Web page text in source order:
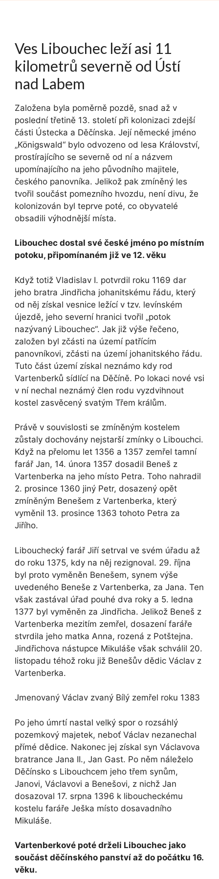
Ves Libouchec leží asi 11
kilometrů severně od Ústí
nad Labem
Založena byla poměrně pozdě, snad až v
poslední třetině 13. století při kolonizaci zdejší
části Ústecka a Děčínska. Její německé jméno
„Königswald“ bylo odvozeno od lesa Království,
prostírajícího se severně od ní a názvem
upomínajícího na jeho původního majitele,
českého panovníka. Jelikož pak zmíněný les
tvořil součást pomezního hvozdu, není divu, že
kolonizován byl teprve poté, co obyvatelé
obsadili výhodnější místa.
Libouchec dostal své české jméno po místním
potoku, připomínaném již ve 12. věku
Když totiž Vladislav I. potvrdil roku 1169 dar
jeho bratra Jindřicha johanitskému řádu, který
od něj získal vesnice ležící v tzv. levínském
újezdě, jeho severní hranici tvořil „potok
nazývaný Libouchec“. Jak již výše řečeno,
založen byl zčásti na území patřícím
panovníkovi, zčásti na území johanitského řádu.
Tuto část území získal neznámo kdy rod
Vartenberků sídlící na Děčíně. Po lokaci nové vsi
v ní nechal neznámý člen rodu vyzdvihnout
kostel zasvěcený svatým Třem králům.
Právě v souvislosti se zmíněným kostelem
zůstaly dochovány nejstarší zmínky o Libouchci.
Když na přelomu let 1356 a 1357 zemřel tamní
farář Jan, 14. února 1357 dosadil Beneš z
Vartenberka na jeho místo Petra. Toho nahradil
2. prosince 1360 jiný Petr, dosazený opět
zmíněným Benešem z Vartenberka, který
vyměnil 13. prosince 1363 tohoto Petra za
Jiřího.
Libouchecký farář Jiří setrval ve svém úřadu až
do roku 1375, kdy na něj rezignoval. 29. října
byl proto vyměněn Benešem, synem výše
uvedeného Beneše z Vartenberka, za Jana. Ten
však zastával úřad pouhé dva roky a 5. ledna
1377 byl vyměněn za Jindřicha. Jelikož Beneš z
Vartenberka mezitím zemřel, dosazení faráře
stvrdila jeho matka Anna, rozená z Potštejna.
Jindřichova nástupce Mikuláše však schválil 20.
listopadu téhož roku již Benešův dědic Václav z
Vartenberka.
Jmenovaný Václav zvaný Bílý zemřel roku 1383
Po jeho úmrtí nastal velký spor o rozsáhlý
pozemkový majetek, neboť Václav nezanechal
přímé dědice. Nakonec jej získal syn Václavova
bratrance Jana II., Jan Gast. Po něm náleželo
Děčínsko s Libouchcem jeho třem synům,
Janovi, Václavovi a Benešovi, z nichž Jan
dosazoval 17. srpna 1396 k liboucheckému
kostelu faráře Ješka místo dosavadního
Mikuláše.
Vartenberkové poté drželi Libouchec jako
součást děčínského panství až do počátku 16.
věku.